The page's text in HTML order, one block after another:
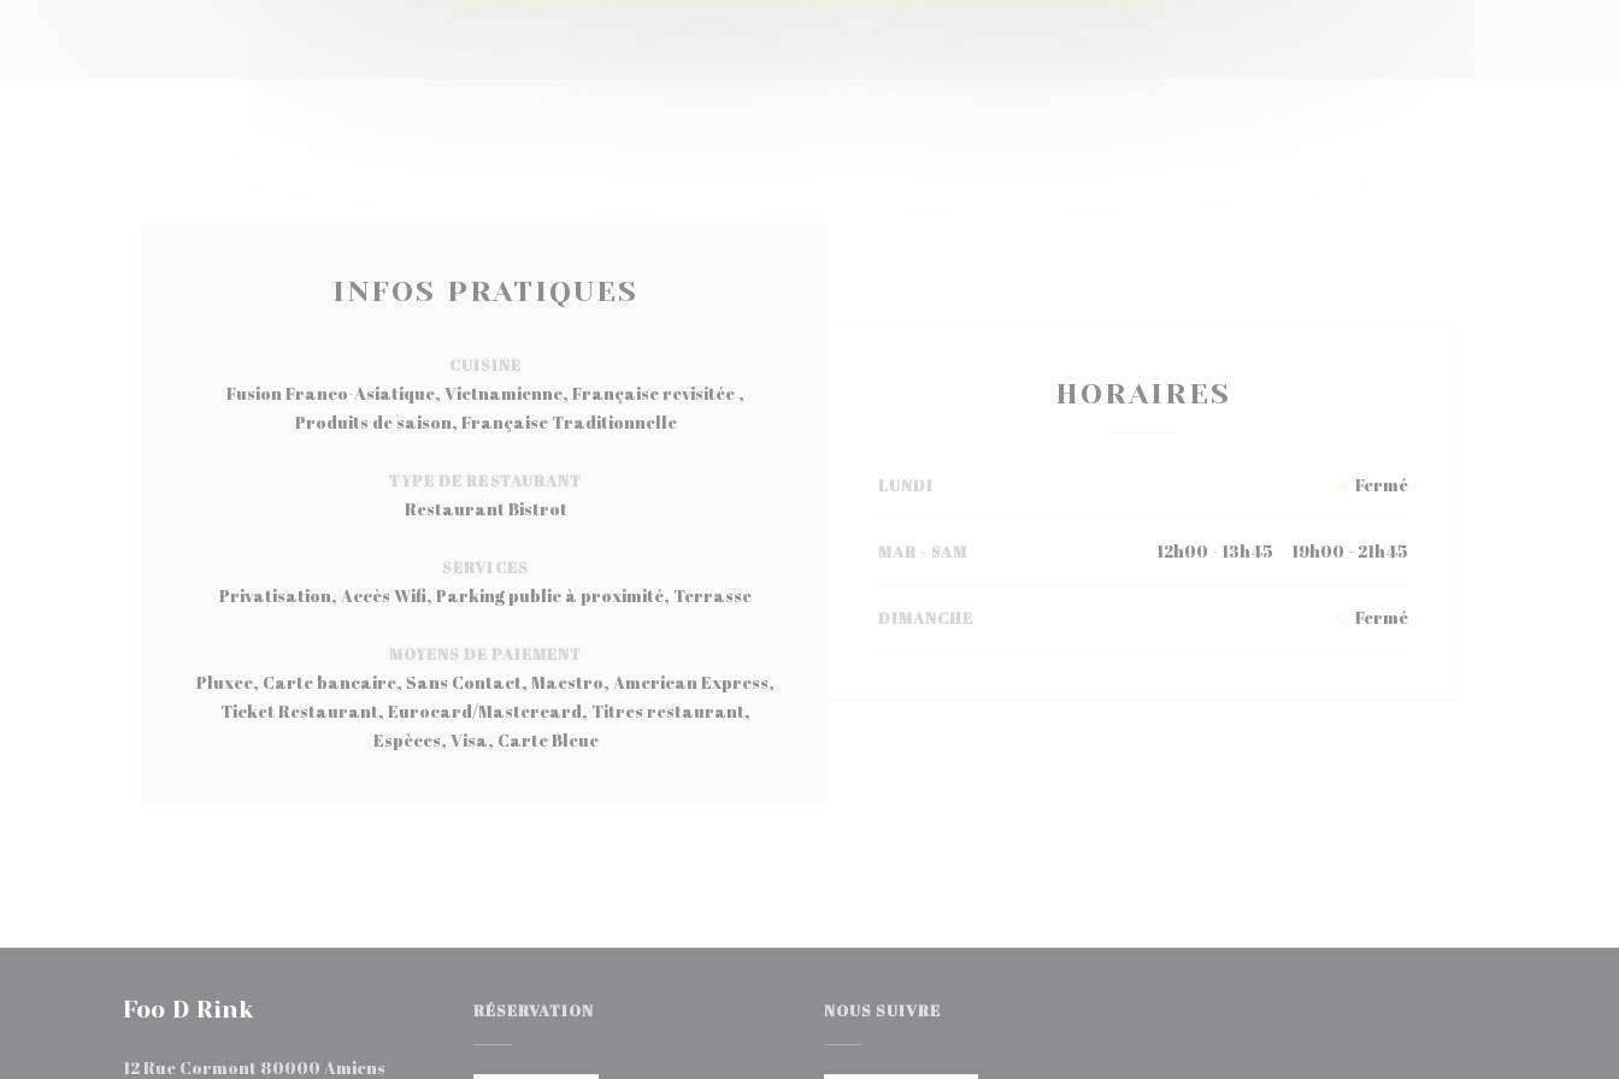
INFOS PRATIQUES
CUISINE
Fusion Franco-Asiatique, Vietnamienne, Française revisitée ,
Produits de saison, Française Traditionnelle
TYPE DE RESTAURANT
Restaurant Bistrot
SERVICES
Privatisation, Accès Wifi, Parking public à proximité, Terrasse
MOYENS DE PAIEMENT
Pluxee, Carte bancaire, Sans Contact, Maestro, American Express,
Ticket Restaurant, Eurocard/Mastercard, Titres restaurant,
Espèces, Visa, Carte Bleue
HORAIRES
LUNDI Fermé
MAR - SAM 12h00 - 13h45 19h00 - 21h45
DIMANCHE Fermé
Foo D Rink
12 Rue Cormont 80000 Amiens
RÉSERVATION NOUS SUIVRE